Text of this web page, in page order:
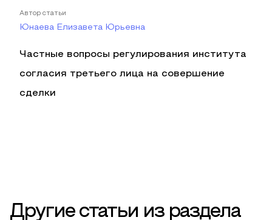
Автор статьи
Юнаева Елизавета Юрьевна
Частные вопросы регулирования института
согласия третьего лица на совершение
сделки
Другие статьи из раздела